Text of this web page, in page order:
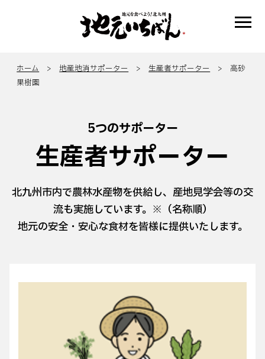
ホーム >地産地消サポーター >生産者サポーター
> 高砂
果樹園
5つのサポーター
生産者サポーター
北九州市内で農林水産物を供給し、産地見学会等の交
流も実施しています。※（名称順）
地元の安全・安心な食材を皆様に提供いたします。